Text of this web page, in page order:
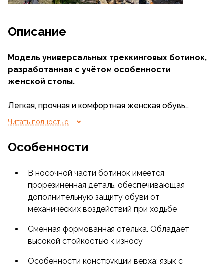
Описание
Модель универсальных треккинговых ботинок,
разработанная с учётом особенности
женской стопы.
Легкая, прочная и комфортная женская обувь
идеальна для активного времяпрепровождения на
Рекомендованные сезоны – весна, лето, осень.
Читать полностью
Особенности
В носочной части ботинок имеется
прорезиненная деталь, обеспечивающая
дополнительную защиту обуви от
механических воздействий при ходьбе
Сменная формованная стелька. Обладает
высокой стойкостью к износу
Особенности конструкции верха: язык с